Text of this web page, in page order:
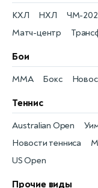
КХЛ
Матч-центр
НХЛ
ЧМ-
Бои
MMA Бокс
Теннис
Новости тенниса
Australian Open
US Open
Прочие виды